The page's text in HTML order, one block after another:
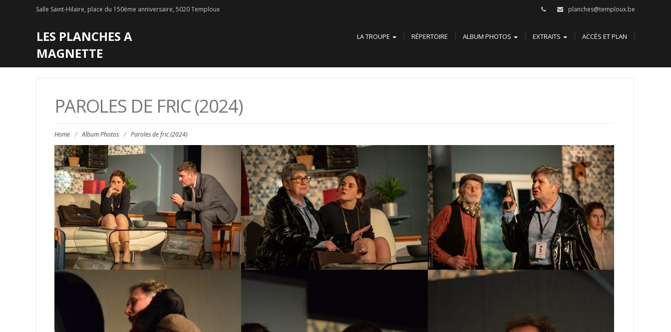
Salle Saint-Hilaire, place du 150ème anniversaire, 5020 Temploux planches@temploux.be
LES PLANCHES A
MAGNETTE
LA TROUPE RÉPERTOIRE ALBUM PHOTOS EXTRAITS ACCÈS ET PLAN
PAROLES DE FRIC (2024)
Home / Album Photos / Paroles de fric (2024)